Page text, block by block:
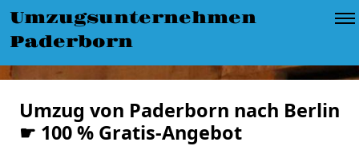
Umzugsunternehmen
Paderborn
Umzug von Paderborn nach Berlin
☛ 100 % Gratis-Angebot